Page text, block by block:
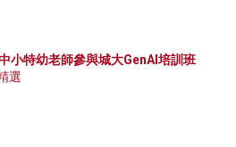
小特幼老師參與城大GenAI培訓班
選